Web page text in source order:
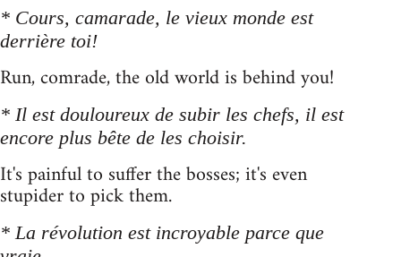
* Cours, camarade, le vieux monde est
derrière toi!
Run, comrade, the old world is behind you!
* Il est douloureux de subir les chefs, il est
encore plus bête de les choisir.
It's painful to suffer the bosses; it's even
stupider to pick them.
* La révolution est incroyable parce que